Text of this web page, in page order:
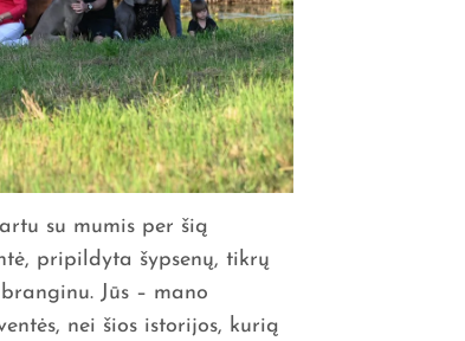
su mumis per šią
pripildyta šypsenų, tikrų
Jūs – mano
nei šios istorijos, kurią